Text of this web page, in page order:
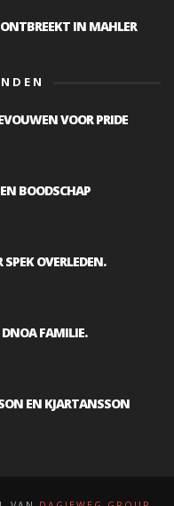
IN MAHLER
VOOR PRIDE
BOODSCHAP
OVERLEDEN.
FAMILIE.
EN KJARTANSSON